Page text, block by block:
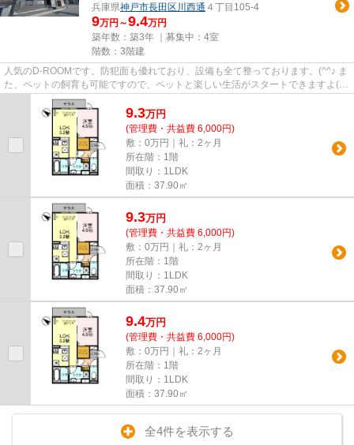
兵庫県神戸市長田区 川西通 ４丁目105-4
9万円～9.4万円
築年数：築3年 ｜募集中： 4室
階数：3階建
人気のD-ROOMです。防犯面も優れており、設備も全て整っております。(^^♪ ま
た、ペットの飼育も可能ですので、ペットと楽しい生活がスタートできますよ( *
9.3万円
(管理費・共益費 6,000円)
敷：0万円｜礼：2ヶ月
所在階：1階
間取り：1LDK
面積：37.90㎡
9.3万円
(管理費・共益費 6,000円)
敷：0万円｜礼：2ヶ月
所在階：1階
間取り：1LDK
面積：37.90㎡
9.4万円
(管理費・共益費 6,000円)
敷：0万円｜礼：2ヶ月
所在階：1階
間取り：1LDK
面積：37.90㎡
全4件を表示する